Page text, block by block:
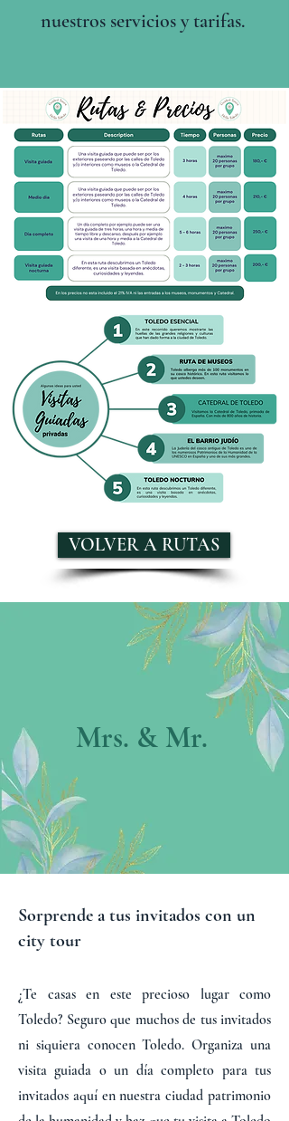
nuestros servicios y tarifas.
VOLVER A RUTAS
Mrs. & Mr.
Sorprende a tus invitados con un
city tour
¿Te casas en este precioso lugar como
Toledo? Seguro que muchos de tus invitados
ni siquiera conocen Toledo. Organiza una
visita guiada o un día completo para tus
invitados aquí en nuestra ciudad patrimonio